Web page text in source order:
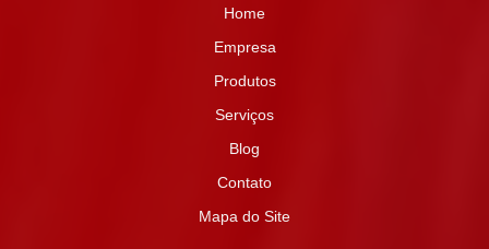
Home
Empresa
Produtos
Serviços
Blog
Contato
Mapa do Site